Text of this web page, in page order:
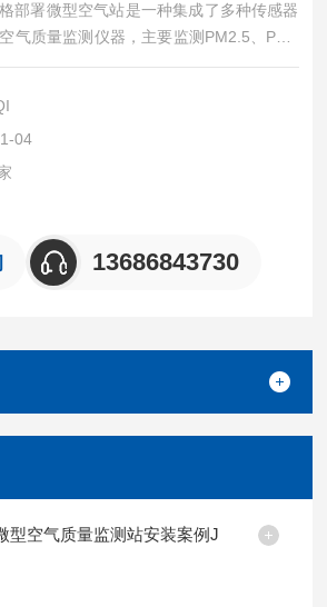
部署微型空气站是一种集成了多种传感器
气质量监测仪器，主要监测PM2.5、PM1
O3等多种参数。同时可扩展气象五参、
优势，在环境监测领域发挥着重要作用。
04
13686843730
型空气质量监测站安装案例J